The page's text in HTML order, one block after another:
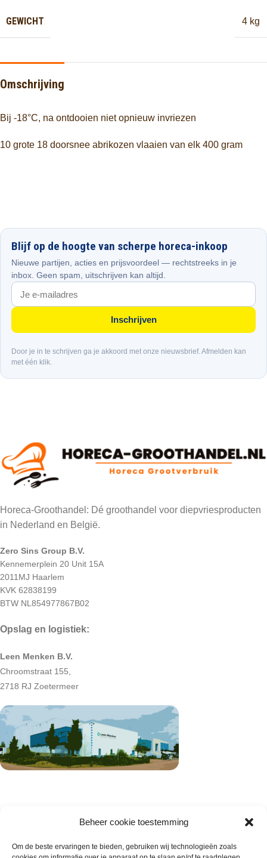
Beheer cookie toestemming
Om de beste ervaringen te bieden, gebruiken wij technologieën zoals
GEWICHT 4 kg
Omschrijving
Bij -18°C, na ontdooien niet opnieuw invriezen
10 grote 18 doorsnee abrikozen vlaaien van elk 400 gram
Blijf op de hoogte van scherpe horeca-inkoop
Nieuwe partijen, acties en prijsvoordeel — rechtstreeks in je
inbox. Geen spam, uitschrijven kan altijd.
Inschrijven
Door je in te schrijven ga je akkoord met onze nieuwsbrief. Afmelden kan
met één klik.
Horeca-Groothandel: Dé groothandel voor diepvriesproducten
in Nederland en België.
Zero Sins Group B.V.
Kennemerplein 20 Unit 15A
2011MJ Haarlem
KVK 62838199
BTW NL854977867B02
Opslag en logistiek:
Leen Menken B.V.
Chroomstraat 155,
2718 RJ Zoetermeer